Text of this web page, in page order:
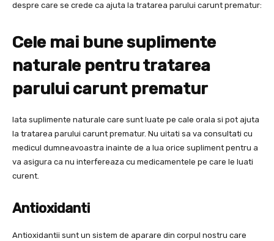
despre care se crede ca ajuta la tratarea parului carunt prematur:
Cele mai bune suplimente
naturale pentru tratarea
parului carunt prematur
Iata suplimente naturale care sunt luate pe cale orala si pot ajuta
la tratarea parului carunt prematur. Nu uitati sa va consultati cu
medicul dumneavoastra inainte de a lua orice supliment pentru a
va asigura ca nu interfereaza cu medicamentele pe care le luati
curent.
Antioxidanti
Antioxidantii sunt un sistem de aparare din corpul nostru care